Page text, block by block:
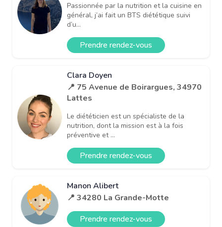
Passionnée par la nutrition et la cuisine en
général, j’ai fait un BTS diététique suivi
d’u...
Prendre rendez-vous
Clara Doyen
📍 75 Avenue de Boirargues, 34970
Lattes
Le diététicien est un spécialiste de la
nutrition, dont la mission est à la fois
préventive et ...
Prendre rendez-vous
Manon Alibert
📍 34280 La Grande-Motte
Prendre rendez-vous